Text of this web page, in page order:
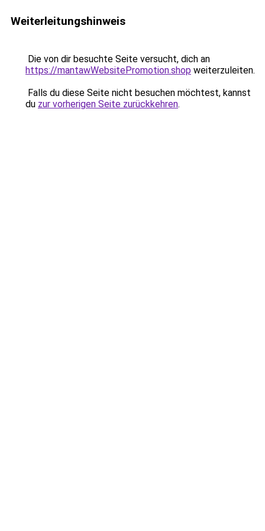
Weiterleitungshinweis
Die von dir besuchte Seite versucht, dich an
https://mantawWebsitePromotion.shop weiterzuleiten.
Falls du diese Seite nicht besuchen möchtest, kannst
du zur vorherigen Seite zurückkehren.